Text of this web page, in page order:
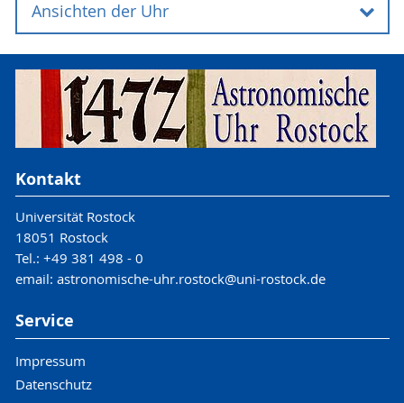
Ansichten der Uhr
Gesamtansichten der Uhr
Teilansichten der Uhr
Kontakt
Universität Rostock
18051 Rostock
Tel.: +49 381 498 - 0
email: astronomische-uhr.rostock@uni-rostock.de
Service
Impressum
Datenschutz